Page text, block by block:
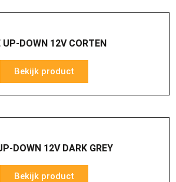
UP-DOWN 12V CORTEN
Bekijk product
DOWN 12V DARK GREY
Bekijk product